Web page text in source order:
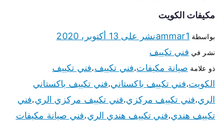
مكيفات الكويت
بواسطة ammar1نشر على 13 أكتوبر، 2020
نشر في فني تكييف
ذو علامة صيانة مكيفات،فني تكييف،فني تكييف
الكويت،فني تكييف باكستاني،فني تكييف باكستاني
الري،فني تكييف مركزي،فني تكييف مركزي الري،فني
تكييف هندي،فني تكييف هندي الري،فني صيانة مكيفات